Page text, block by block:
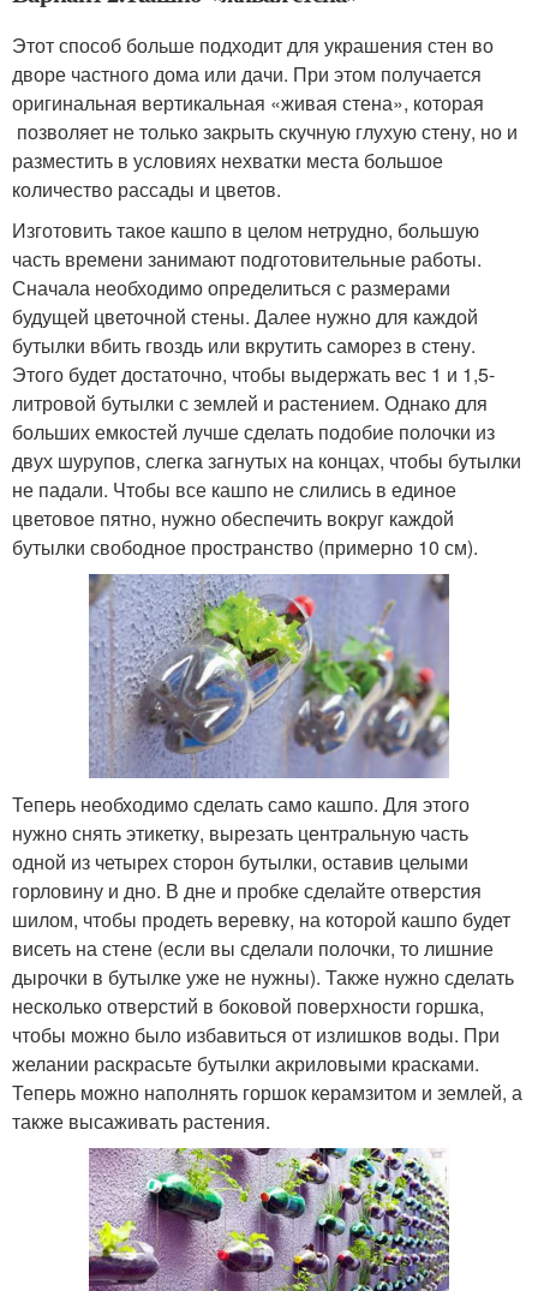
Этот способ больше подходит для украшения стен во
дворе частного дома или дачи. При этом получается
оригинальная вертикальная «живая стена», которая
позволяет не только закрыть скучную глухую стену, но и
разместить в условиях нехватки места большое
количество рассады и цветов.
Изготовить такое кашпо в целом нетрудно, большую
часть времени занимают подготовительные работы.
Сначала необходимо определиться с размерами
будущей цветочной стены. Далее нужно для каждой
бутылки вбить гвоздь или вкрутить саморез в стену.
Этого будет достаточно, чтобы выдержать вес 1 и 1,5-
литровой бутылки с землей и растением. Однако для
больших емкостей лучше сделать подобие полочки из
двух шурупов, слегка загнутых на концах, чтобы бутылки
не падали. Чтобы все кашпо не слились в единое
цветовое пятно, нужно обеспечить вокруг каждой
бутылки свободное пространство (примерно 10 см).
Теперь необходимо сделать само кашпо. Для этого
нужно снять этикетку, вырезать центральную часть
одной из четырех сторон бутылки, оставив целыми
горловину и дно. В дне и пробке сделайте отверстия
шилом, чтобы продеть веревку, на которой кашпо будет
висеть на стене (если вы сделали полочки, то лишние
дырочки в бутылке уже не нужны). Также нужно сделать
несколько отверстий в боковой поверхности горшка,
чтобы можно было избавиться от излишков воды. При
желании раскрасьте бутылки акриловыми красками.
Теперь можно наполнять горшок керамзитом и землей, а
также высаживать растения.